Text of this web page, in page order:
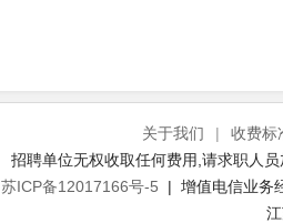
关于我们 | 收费标
招聘单位无权收取任何费用,请求职人
苏ICP备12017166号-5 | 增值电信业务